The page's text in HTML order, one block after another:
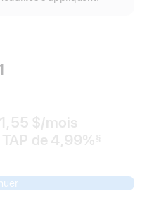
$/mois
mois
de 4,99%
bas de page
§